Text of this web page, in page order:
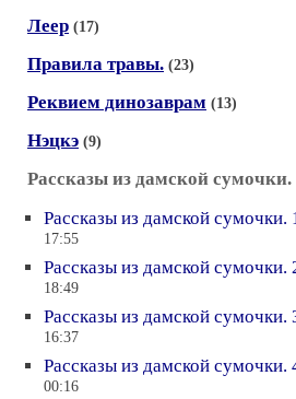
Леер (17)
Правила травы. (23)
Реквием динозаврам (13)
Нэцкэ (9)
Рассказы из дамской сумочки.
Рассказы из дамской сумочки.
17:55
Рассказы из дамской сумочки.
18:49
Рассказы из дамской сумочки.
16:37
Рассказы из дамской сумочки.
00:16